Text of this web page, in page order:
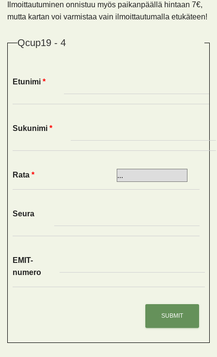
Ilmoittautuminen onnistuu myös paikanpäällä hintaan 7€,
mutta kartan voi varmistaa vain ilmoittautumalla etukäteen!
Qcup19 - 4
Etunimi *
Sukunimi *
Rata *
Seura
EMIT-
numero